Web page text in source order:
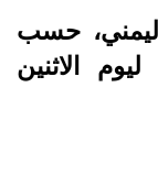
حسب
الاثنين